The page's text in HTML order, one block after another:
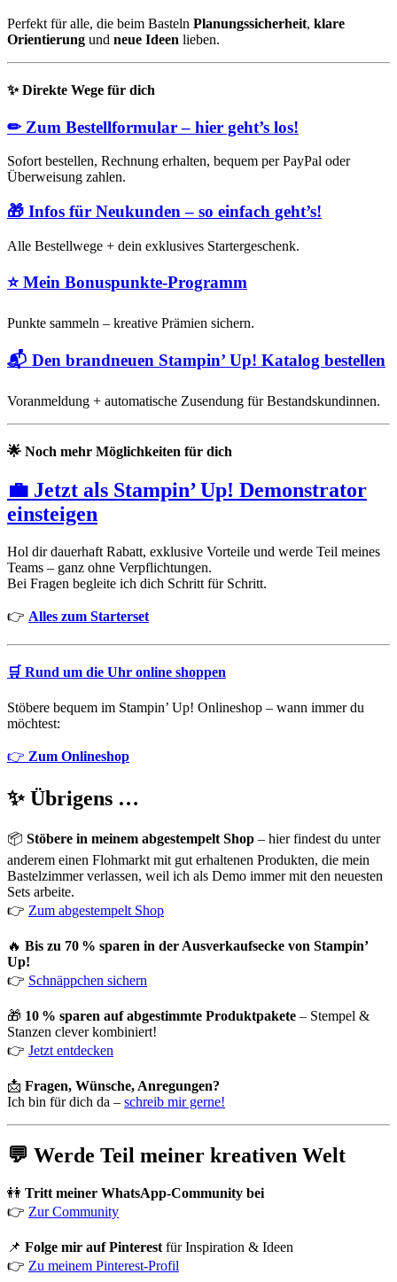
Perfekt für alle, die beim Basteln Planungssicherheit, klare
Orientierung und neue Ideen lieben.
✨Direkte Wege für dich
✏ Zum Bestellformular – hier geht’s los!
Sofort bestellen, Rechnung erhalten, bequem per PayPal oder
Überweisung zahlen.
🎁 Infos für Neukunden – so einfach geht’s!
Alle Bestellwege + dein exklusives Startergeschenk.
⭐Mein Bonuspunkte-Programm
Punkte sammeln – kreative Prämien sichern.
📬 Den brandneuen Stampin’ Up! Katalog bestellen
Voranmeldung + automatische Zusendung für Bestandskundinnen.
🌟 Noch mehr Möglichkeiten für dich
💼 Jetzt als Stampin’ Up! Demonstrator
einsteigen
Hol dir dauerhaft Rabatt, exklusive Vorteile und werde Teil meines
Teams – ganz ohne Verpflichtungen.
Bei Fragen begleite ich dich Schritt für Schritt.
👉 Alles zum Starterset
🛒 Rund um die Uhr online shoppen
Stöbere bequem im Stampin’ Up! Onlineshop – wann immer du
möchtest:
👉 Zum Onlineshop
✨ Übrigens …
📦 Stöbere in meinem abgestempelt Shop – hier findest du unter
anderem einen Flohmarkt mit gut erhaltenen Produkten, die mein
Bastelzimmer verlassen, weil ich als Demo immer mit den neuesten
Sets arbeite.
👉 Zum abgestempelt Shop
🔥 Bis zu 70 % sparen in der Ausverkaufsecke von Stampin’
Up!
👉 Schnäppchen sichern
🎁 10 % sparen auf abgestimmte Produktpakete – Stempel &
Stanzen clever kombiniert!
👉 Jetzt entdecken
📩 Fragen, Wünsche, Anregungen?
Ich bin für dich da – schreib mir gerne!
💬 Werde Teil meiner kreativen Welt
👭 Tritt meiner WhatsApp-Community bei
👉 Zur Community
📌 Folge mir auf Pinterest für Inspiration & Ideen
👉 Zu meinem Pinterest-Profil